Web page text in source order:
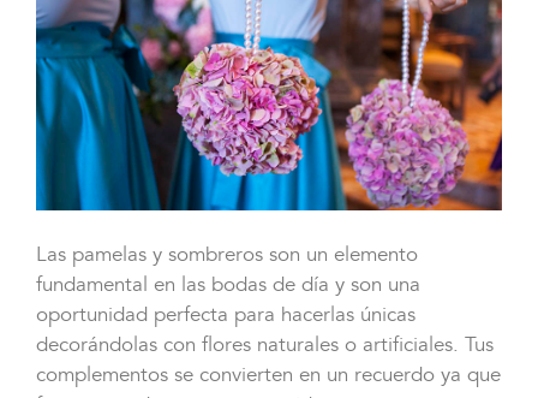
Las pamelas y sombreros son un elemento
fundamental en las bodas de día y son una
oportunidad perfecta para hacerlas únicas
decorándolas con flores naturales o artificiales. Tus
complementos se convierten en un recuerdo ya que